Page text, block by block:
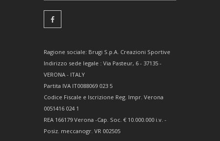
Ragione sociale: Brugi S.p.A. Creazioni Sportive
Indirizzo sede legale : Via Pasteur, 6 - 37135 -
VERONA - ITALY
Partita IVA IT0088069 023 5
Codice Fiscale e Iscrizione Reg. Impr. Verona
0051416 024 1
REA 166179 Verona -Cap. Soc. € 10.000.000 i.v. -
Posiz. meccanogr. VR 002505